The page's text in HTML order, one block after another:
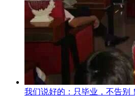
我们说好的：只毕业，不告别！